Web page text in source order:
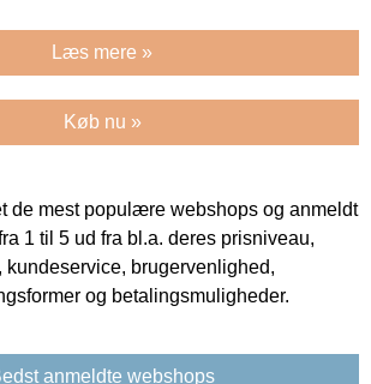
Læs mere »
Køb nu »
de mest populære webshops og anmeldt
1 til 5 ud fra bl.a. deres prisniveau,
kundeservice, brugervenlighed,
og betalingsmuligheder.
anmeldte webshops